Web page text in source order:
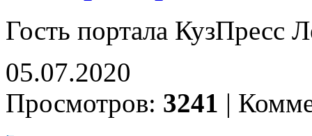
Гость портала КузПресс
05.07.2020
Просмотров: 3241 |